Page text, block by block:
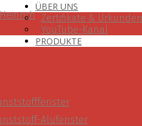
ÜBER UNS
Zertifikate & Urkunden
YouTube-Kanal
PRODUKTE
Alufenster